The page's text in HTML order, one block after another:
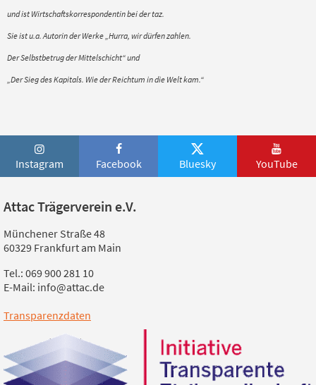
und ist Wirtschaftskorrespondentin bei der taz.
Sie ist u.a. Autorin der Werke „Hurra, wir dürfen zahlen.
Der Selbstbetrug der Mittelschicht“ und
„Der Sieg des Kapitals. Wie der Reichtum in die Welt kam.“
Instagram Facebook Bluesky YouTube
Attac Trägerverein e.V.
Münchener Straße 48
60329 Frankfurt am Main
Tel.: 069 900 281 10
E-Mail: info@attac.de
Transparenzdaten